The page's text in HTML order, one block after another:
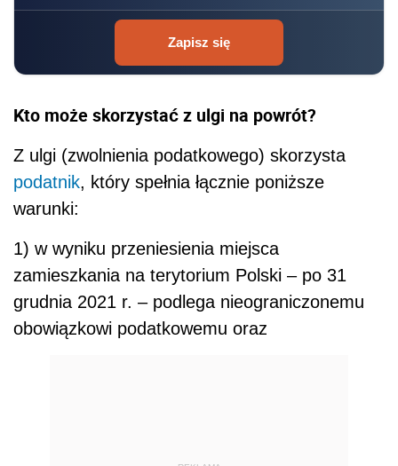
Zapisz się
Kto może skorzystać z ulgi na powrót?
Z ulgi (zwolnienia podatkowego) skorzysta
podatnik, który spełnia łącznie poniższe
warunki:
1) w wyniku przeniesienia miejsca
zamieszkania na terytorium Polski – po 31
grudnia 2021 r. – podlega nieograniczonemu
obowiązkowi podatkowemu oraz